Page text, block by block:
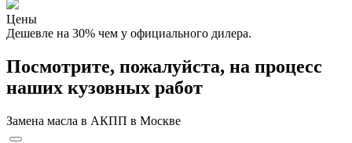
Цены
Дешевле на 30% чем у официального дилера.
Посмотрите, пожалуйста, на процесс
наших кузовных работ
Замена масла в АКПП в Москве